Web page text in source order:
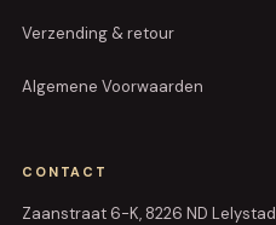
Verzending & retour
Algemene Voorwaarden
CONTACT
Zaanstraat 6-K, 8226 ND Lelystad